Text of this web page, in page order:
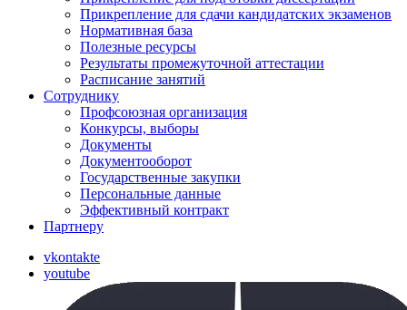
Прикрепление для сдачи кандидатских экзаменов
Нормативная база
Полезные ресурсы
Результаты промежуточной аттестации
Расписание занятий
Сотруднику
Профсоюзная организация
Конкурсы, выборы
Документы
Документооборот
Государственные закупки
Персональные данные
Эффективный контракт
Партнеру
vkontakte
youtube